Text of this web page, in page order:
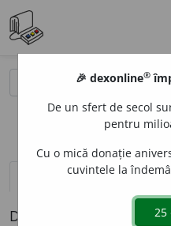
definiții (1) pronunție
Definiția cu ID-ul 31916:
🎉 dexonline®
De un sfert de secol
pentru
Cu o mică donație
cuvintele la